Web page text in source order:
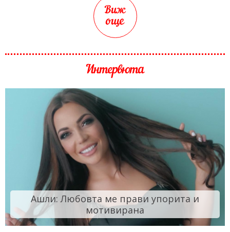
Виж
още
Интервюта
Ашли: Любовта ме прави упорита и
мотивирана